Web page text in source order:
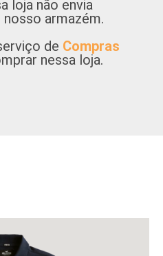
loja não envia
armazém.
de Compras
nessa loja.